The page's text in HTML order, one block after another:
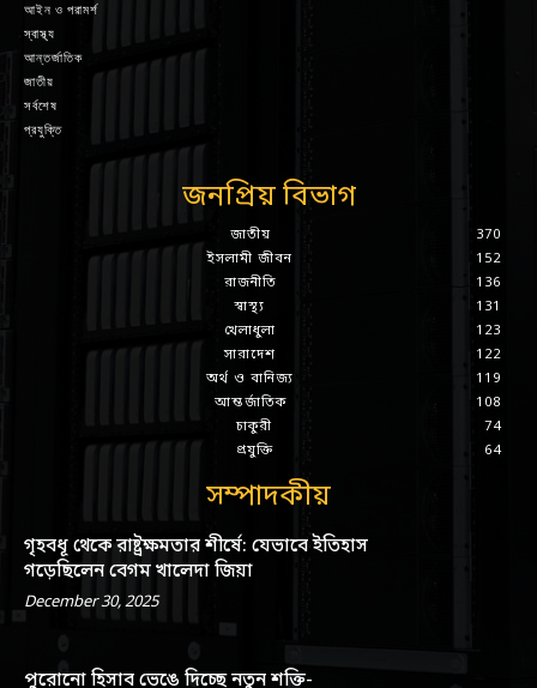
আইন ও পরামর্শ
স্বাস্থ্য
আন্তর্জাতিক
জাতীয়
সর্বশেষ
প্রযুক্তি
জনপ্রিয় বিভাগ
জাতীয়
370
ইসলামী জীবন
152
রাজনীতি
136
স্বাস্থ্য
131
খেলাধুলা
123
সারাদেশ
122
অর্থ ও বানিজ্য
119
আন্তর্জাতিক
108
চাকুরী
74
প্রযুক্তি
64
সম্পাদকীয়
গৃহবধূ থেকে রাষ্ট্রক্ষমতার শীর্ষে: যেভাবে ইতিহাস
গড়েছিলেন বেগম খালেদা জিয়া
December 30, 2025
পুরোনো হিসাব ভেঙে দিচ্ছে নতুন শক্তি-